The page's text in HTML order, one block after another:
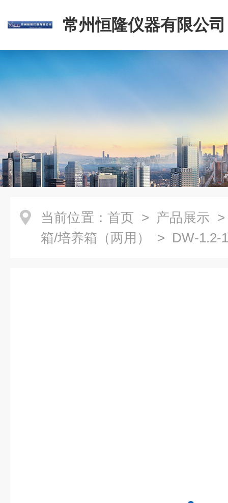
常州恒隆仪器有限公司
当前位置： 首页 > 产品展示
箱/培养箱（两用）
> DW-1.2-